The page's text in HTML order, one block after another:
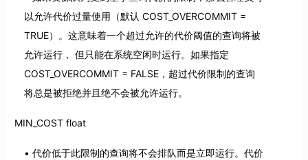
以允许代价过量使用（默认 COST_OVERCOMMIT =
TRUE）。这意味着一个超过允许的代价阈值的查询将被
允许运行， 但只能在系统空闲时运行。如果指定
COST_OVERCOMMIT = FALSE，超过代价限制的查询
将总是被拒绝并且绝不会被允许运行。
MIN_COST float
代价低于此限制的查询将不会排队而是立即运行。代价